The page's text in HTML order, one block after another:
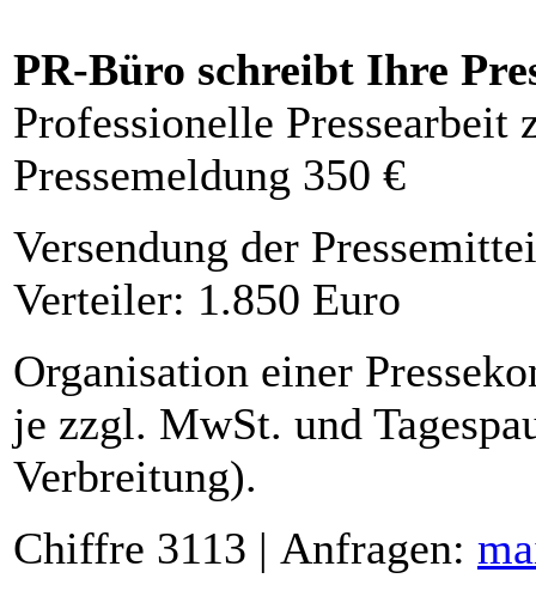
PR-Büro schreibt Ihre
Professionelle Pressearbeit
Pressemeldung 350 €
Versendung der
Verteiler: 1.850 Euro
Organisation einer
je zzgl. MwSt. und
Verbreitung).
Chiffre 3113 | Anfragen: